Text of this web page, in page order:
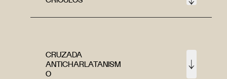
CRUZADA
ANTICHARLATANISM
O